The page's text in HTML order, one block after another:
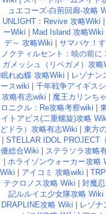
ュエコーズ-白荊回廊-攻略
UNLIGHT：Revive 攻略Wiki |
ーWiki | Mad Island 攻略Wiki
デ～ 攻略Wiki | サマバケ！
ノクティルセント：暁の前に
ガメッシュ（リベガメ）攻略
眠れぬ蝶 攻略Wiki | レゾナン
ースwiki | 千年戦争アイギス
攻略有志wiki | 魔王カリンち
ロニクル：Re攻略考察wiki |
イトアビス(二重螺旋)攻略
どドラ）攻略有志Wiki | 東方
| STELLAR IDOL PROJECT
優総合Wiki | ステラソラ攻略
| ホライゾンウォーカー攻略
Wiki | アイコミ 攻略wiki |
テクロノス攻略 Wiki | 対魔
記ルルイエ少女隊攻略 Wiki
DRAPLINE攻略 Wiki | レゾナ